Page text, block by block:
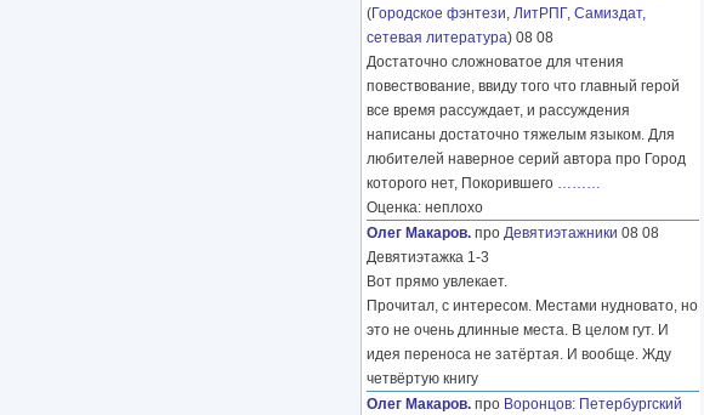
(Городское фэнтези, ЛитРПГ, Самиздат,
сетевая литература) 08 08
Достаточно сложноватое для чтения
повествование, ввиду того что главный герой
все время рассуждает, и рассуждения
написаны достаточно тяжелым языком. Для
любителей наверное серий автора про Город
которого нет, Покорившего ………
Оценка: неплохо
Олег Макаров. про Девятиэтажники 08 08
Девятиэтажка 1-3
Вот прямо увлекает.
Прочитал, с интересом. Местами нудновато, но
это не очень длинные места. В целом гут. И
идея переноса не затёртая. И вообще. Жду
четвёртую книгу
Олег Макаров. про Воронцов: Петербургский